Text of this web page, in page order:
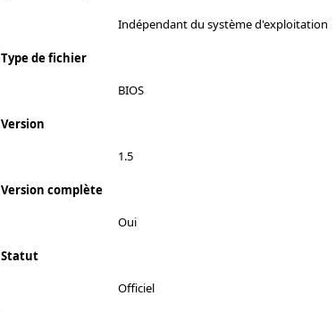
Indépendant du système d'exploitation
Type de fichier
BIOS
Version
1.5
Version complète
Oui
Statut
Officiel